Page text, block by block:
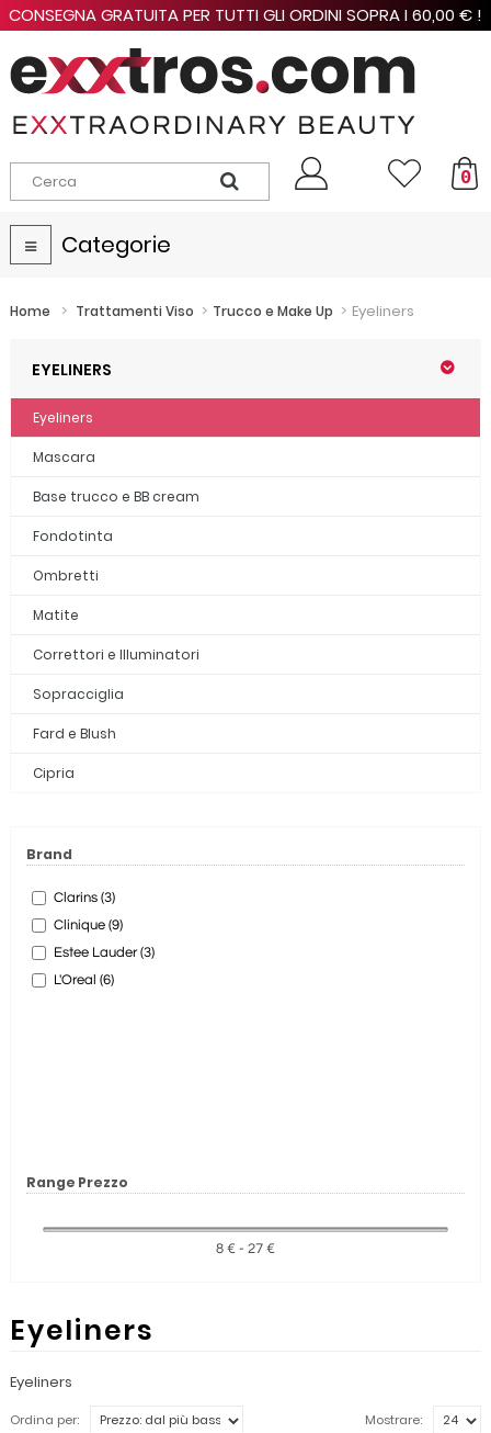
CONSEGNA GRATUITA PER TUTTI GLI ORDINI SOPRA I 60,00 € !
0
Navigazione
Toggle
Categorie
Home > Trattamenti Viso > Trucco e Make Up > Eyeliners
EYELINERS
Eyeliners
Mascara
Base trucco e BB cream
Fondotinta
Ombretti
Matite
Correttori e Illuminatori
Sopracciglia
Fard e Blush
Cipria
Brand
Clarins (3)
Clinique (9)
Estee Lauder (3)
L'Oreal (6)
Range Prezzo
8 € - 27 €
Eyeliners
Eyeliners
Ordina per: Mostrare: